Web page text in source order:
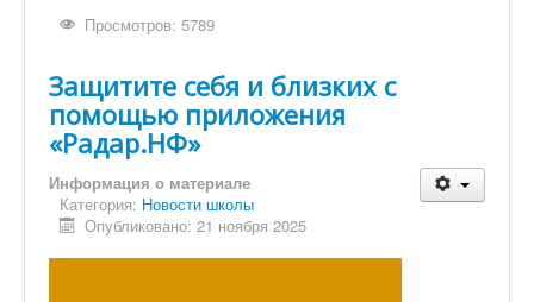
Просмотров: 5789
Защитите себя и близких с
помощью приложения
«Радар.НФ»
Информация о материале
Категория: Новости школы
Опубликовано: 21 ноября 2025